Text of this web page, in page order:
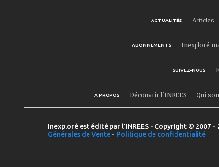
ACTUALITÉS Articles
ABONNEMENTS Inexploré
SUIVEZ-NOUS
A PROPOS Découvrir l'INREES Qui
Inexploré est édité par l'INREES - Copyright © 2007
Générales de Vente - Politique de confidentialité